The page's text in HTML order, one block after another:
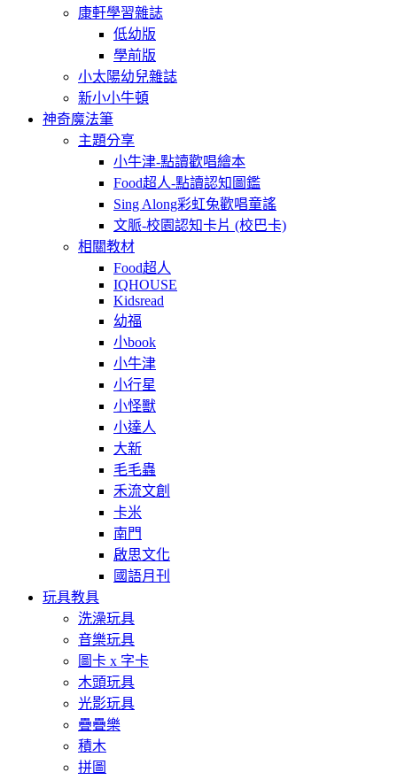
康軒學習雜誌
低幼版
學前版
小太陽幼兒雜誌
新小小牛頓
神奇魔法筆
主題分享
小牛津-點讀歡唱繪本
Food超人-點讀認知圖鑑
Sing Along彩虹兔歡唱童謠
文脈-校園認知卡片 (校巴卡)
相關教材
Food超人
IQHOUSE
Kidsread
幼福
小book
小牛津
小行星
小怪獸
小達人
大新
毛毛蟲
禾流文創
卡米
南門
啟思文化
國語月刊
玩具教具
洗澡玩具
音樂玩具
圖卡 x 字卡
木頭玩具
光影玩具
疊疊樂
積木
拼圖